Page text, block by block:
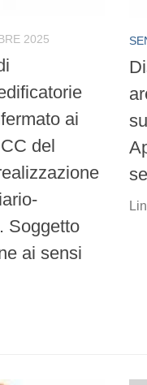
2025
ai
del
Soggetto
ai sensi